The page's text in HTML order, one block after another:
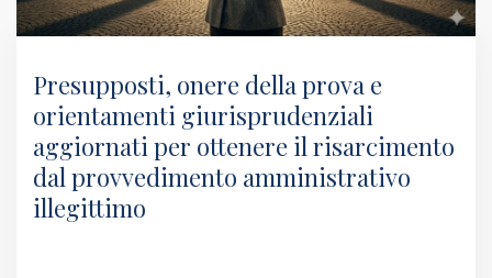
Presupposti, onere della prova e
orientamenti giurisprudenziali
aggiornati per ottenere il risarcimento
dal provvedimento amministrativo
illegittimo